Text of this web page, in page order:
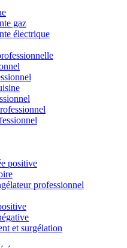
gaz
électrique
positive
professionnel
et surgélation